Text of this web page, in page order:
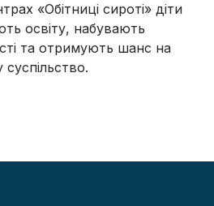
«Обітниці сироті» діти
освіту, набувають
та отримують шанс на
суспільство.